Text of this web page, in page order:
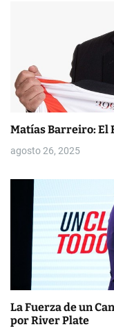
r
a
d
Matías Barreiro: El
agosto 26, 2025
La Fuerza de un
por River Plate